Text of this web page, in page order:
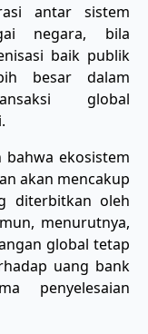
antar sistem
negara, bila
baik publik
besar dalam
global
bahwa ekosistem
akan mencakup
diterbitkan oleh
menurutnya,
global tetap
uang bank
penyelesaian